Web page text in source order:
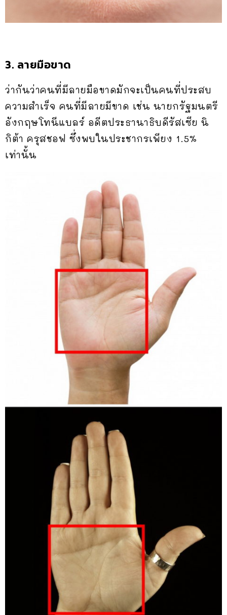
3. ลายมือขาด
ว่ากันว่าคนที่มีลายมือขาดมักจะเป็นคนที่ประสบ
ความสำเร็จ คนที่มีลายมีขาด เช่น นายกรัฐมนตรี
อังกฤษโทนีแบลร์ อดีตประธานาธิบดีรัสเซีย นิ
กิต้า ครุสชอฟ ซึ่งพบในประชากรเพียง 1.5%
เท่านั้น